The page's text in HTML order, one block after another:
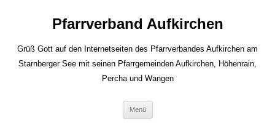
Pfarrverband Aufkirchen
Grüß Gott auf den Internetseiten des Pfarrverbandes Aufkirchen am
Starnberger See mit seinen Pfarrgemeinden Aufkirchen, Höhenrain,
Percha und Wangen
Menü